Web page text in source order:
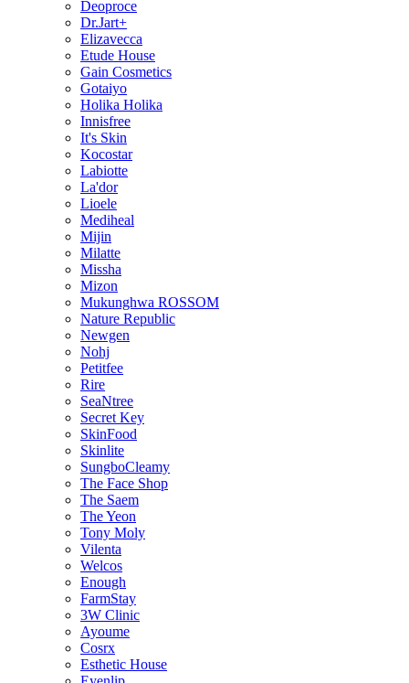
Deoproce
Dr.Jart+
Elizavecca
Etude House
Gain Cosmetics
Gotaiyo
Holika Holika
Innisfree
It's Skin
Kocostar
Labiotte
La'dor
Lioele
Mediheal
Mijin
Milatte
Missha
Mizon
Mukunghwa ROSSOM
Nature Republic
Newgen
Nohj
Petitfee
Rire
SeaNtree
Secret Key
SkinFood
Skinlite
SungboCleamy
The Face Shop
The Saem
The Yeon
Tony Moly
Vilenta
Welcos
Enough
FarmStay
3W Clinic
Ayoume
Cosrx
Esthetic House